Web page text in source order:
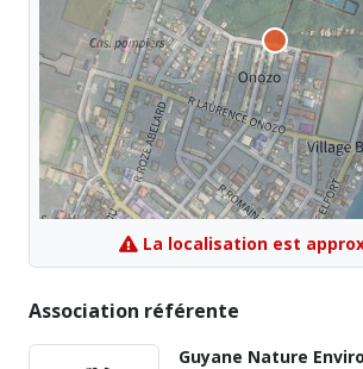
La localisation est
Association référente
Guyane Nature